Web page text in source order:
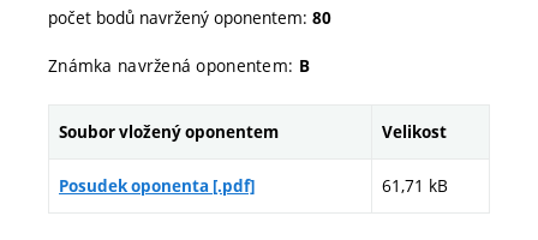
psaná v logickém sledu a je na dobré jazykové úrovni. Při
vypracování práce student vycházel z rozsáhlého
24 literárních zdrojů, na které se v práci průběžně
Student si velmi dobře rozvrhl práci, pracoval
počet bodů navržený oponentem: 80
Známka navržená oponentem: B
Soubor vložený oponentem Velikost
Posudek oponenta [.pdf] 61,71 kB